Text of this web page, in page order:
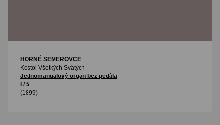
HORNÉ SEMEROVCE
Kostol Všetkých Svätých
Jednomanuálový organ bez pedála
I / 5
(1899)